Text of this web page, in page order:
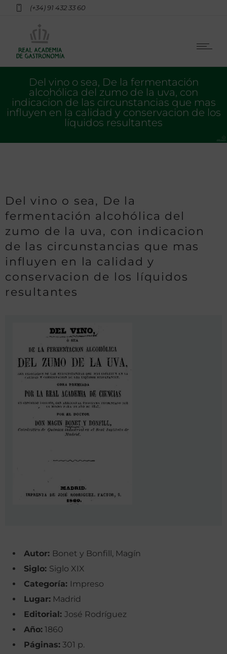
(+34) 91 432 33 60
Del vino o sea, De la fermentación
alcohólica del zumo de la uva, con
indicacion de las circunstancias que mas
influyen en la calidad y conservacion de los
líquidos resultantes
Del vino o sea, De la
fermentación alcohólica del
zumo de la uva, con indicacion
de las circunstancias que mas
influyen en la calidad y
conservacion de los líquidos
resultantes
Autor: Bonet y Bonfill, Magín
Siglo: Siglo XIX
Categoría: Impreso
Lugar: Madrid
Editorial: José Rodríguez
Año: 1860
Páginas: 301 p.